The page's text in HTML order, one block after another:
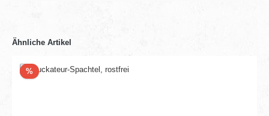
Ähnliche Artikel
%Rabatt